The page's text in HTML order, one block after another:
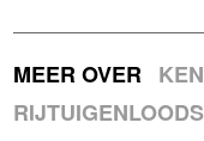
MEER OVER